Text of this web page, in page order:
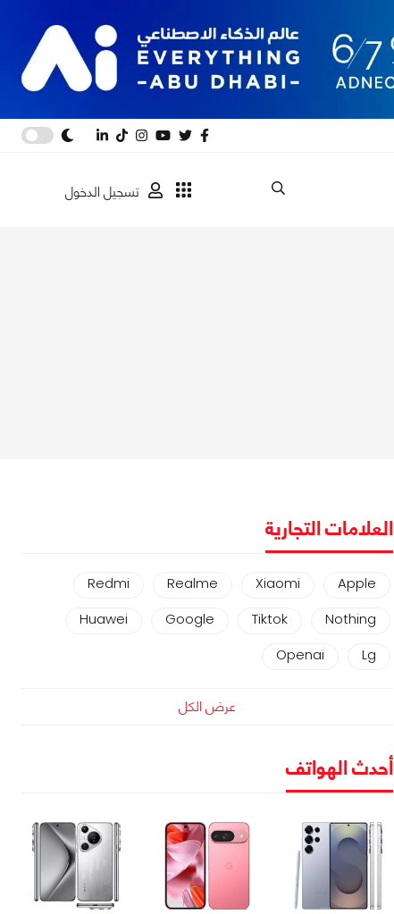
تسجيل الدخول
العلامات التجارية
Apple
Xiaomi
Realme
Redmi
Nothing
Tiktok
Google
Huawei
Lg
Openai
عرض الكل
أحدث الهواتف